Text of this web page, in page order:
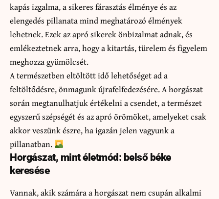
kapás izgalma, a sikeres fárasztás élménye és az
elengedés pillanata mind meghatározó élmények
lehetnek. Ezek az apró sikerek önbizalmat adnak, és
emlékeztetnek arra, hogy a kitartás, türelem és figyelem
meghozza gyümölcsét.
A természetben eltöltött idő lehetőséget ad a
feltöltődésre, önmagunk újrafelfedezésére. A horgászat
során megtanulhatjuk értékelni a csendet, a természet
egyszerű szépségét és az apró örömöket, amelyeket csak
akkor veszünk észre, ha igazán jelen vagyunk a
pillanatban.
Horgászat, mint életmód: belső béke
keresése
Vannak, akik számára a horgászat nem csupán alkalmi